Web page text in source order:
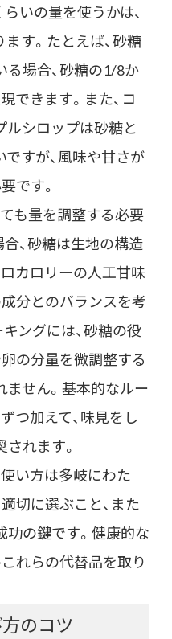
いの量を使うかは、
す。たとえば、砂糖
場合、砂糖の1/8か
できます。また、コ
ルシロップは砂糖と
すが、風味や甘さが
です。
も量を調整する必要
、砂糖は生地の構造
カロリーの人工甘味
分とのバランスを考
ングには、砂糖の役
の分量を微調整する
せん。基本的なルー
つ加えて、味見をし
れます。
い方は多岐にわた
切に選ぶこと、また
の鍵です。健康的な
れらの代替品を取り
のコツ